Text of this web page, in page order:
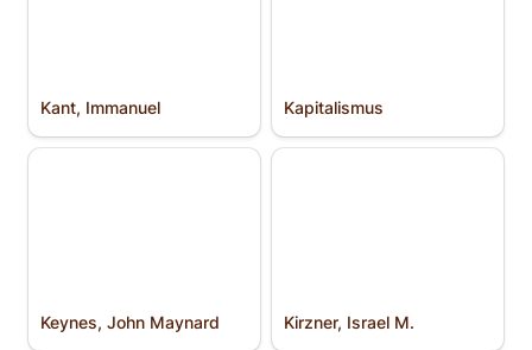
Kant, Immanuel Kapitalismus
Keynes, John Maynard
Keynes, John Maynard
Kirzner, Israel M.
Kirzner, Israel M.